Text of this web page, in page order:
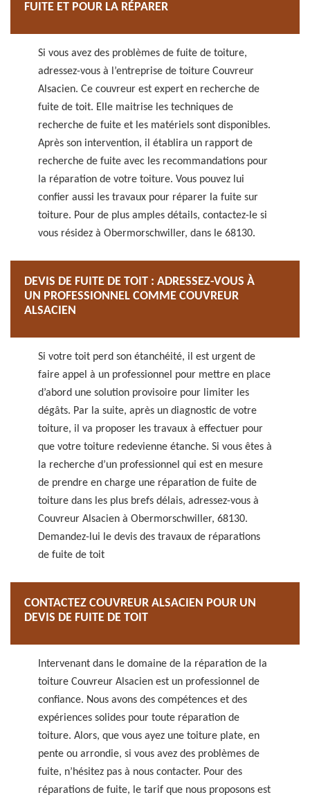
FUITE ET POUR LA RÉPARER
Si vous avez des problèmes de fuite de toiture,
adressez-vous à l’entreprise de toiture Couvreur
Alsacien. Ce couvreur est expert en recherche de
fuite de toit. Elle maitrise les techniques de
recherche de fuite et les matériels sont disponibles.
Après son intervention, il établira un rapport de
recherche de fuite avec les recommandations pour
la réparation de votre toiture. Vous pouvez lui
confier aussi les travaux pour réparer la fuite sur
toiture. Pour de plus amples détails, contactez-le si
vous résidez à Obermorschwiller, dans le 68130.
DEVIS DE FUITE DE TOIT : ADRESSEZ-VOUS À
UN PROFESSIONNEL COMME COUVREUR
ALSACIEN
Si votre toit perd son étanchéité, il est urgent de
faire appel à un professionnel pour mettre en place
d’abord une solution provisoire pour limiter les
dégâts. Par la suite, après un diagnostic de votre
toiture, il va proposer les travaux à effectuer pour
que votre toiture redevienne étanche. Si vous êtes à
la recherche d’un professionnel qui est en mesure
de prendre en charge une réparation de fuite de
toiture dans les plus brefs délais, adressez-vous à
Couvreur Alsacien à Obermorschwiller, 68130.
Demandez-lui le devis des travaux de réparations
de fuite de toit
CONTACTEZ COUVREUR ALSACIEN POUR UN
DEVIS DE FUITE DE TOIT
Intervenant dans le domaine de la réparation de la
toiture Couvreur Alsacien est un professionnel de
confiance. Nous avons des compétences et des
expériences solides pour toute réparation de
toiture. Alors, que vous ayez une toiture plate, en
pente ou arrondie, si vous avez des problèmes de
fuite, n’hésitez pas à nous contacter. Pour des
réparations de fuite, le tarif que nous proposons est